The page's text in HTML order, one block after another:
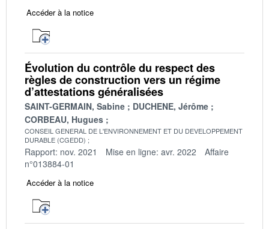
Accéder à la notice
Évolution du contrôle du respect des
règles de construction vers un régime
d’attestations généralisées
SAINT-GERMAIN, Sabine
DUCHENE, Jérôme
CORBEAU, Hugues
CONSEIL GENERAL DE L'ENVIRONNEMENT ET DU DEVELOPPEMENT
DURABLE (CGEDD)
Rapport: nov. 2021 Mise en ligne: avr. 2022
Affaire
n°013884-01
Accéder à la notice